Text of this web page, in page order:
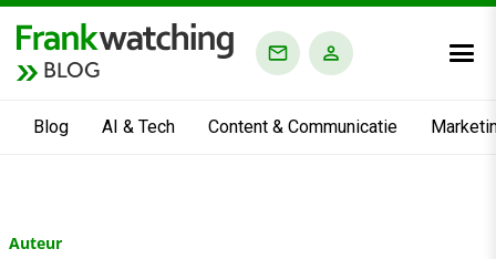
BLOG
Blog AI & Tech Content & Communicatie
Auteur